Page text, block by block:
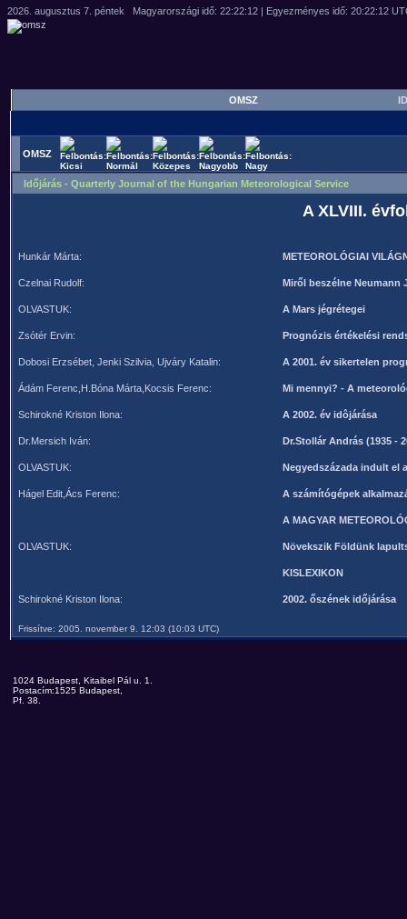
OMSZ
OMSZ
Időjárás - Quarterly Journal of the Hungarian Meteorological Service
A XLVIII.
Hunkár Márta: METEOROLÓGIAI
Czelnai Rudolf: Miről beszélne Neumann
OLVASTUK: A Mars jégrétegei
Zsótér Ervin: Prognózis értékelési
Dobosi Erzsébet, Jenki Szilvia, Ujváry Katalin: A 2001. év sikertelen
Ádám Ferenc,H.Bóna Márta,Kocsis Ferenc: Mi mennyi? - A
Schirokné Kriston Ilona: A 2002. év idôjárása
Dr.Mersich Iván: Dr.Stollár András (1935 -
OLVASTUK: Negyedszázada indult el
Hágel Edit,Ács Ferenc: A számítógépek
A MAGYAR
OLVASTUK: Növekszik Földünk
KISLEXIKON
Schirokné Kriston Ilona: 2002. őszének időjárása
Frissítve: 2005. november 9. 12:03 (10:03 UTC)
1024 Budapest, Kitaibel Pál u. 1.
Postacím:1525 Budapest,
Pf. 38.